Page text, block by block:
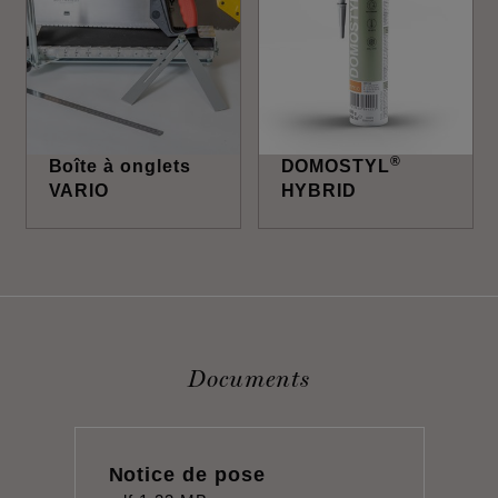
Boîte à onglets
VARIO
DOMOSTYL®
HYBRID
Documents
Notice de pose